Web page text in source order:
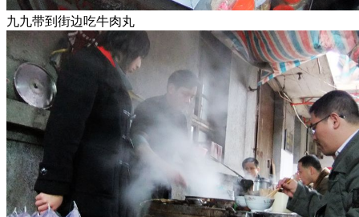
九九带到街边吃牛肉丸